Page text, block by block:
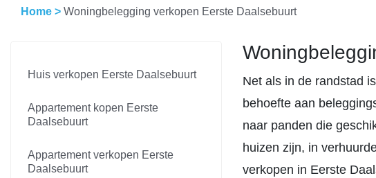
Home > Woningbelegging verkopen Eerste Daalsebuurt
Huis verkopen Eerste Daalsebuurt
Appartement kopen Eerste
Daalsebuurt
Appartement verkopen Eerste
Daalsebuurt
Net als in de randstad
behoefte aan
naar panden die
huizen zijn, in
verkopen in Eerste